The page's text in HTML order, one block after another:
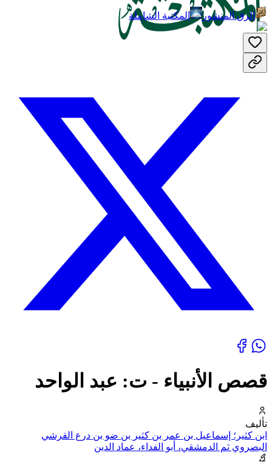
الرق المنشور المكتبة الشاملة
قصص الأنبياء - ت: عبد الواحد
تأليف
ابن كثير؛ إسماعيل بن عمر بن كثير بن ضو بن درع القرشي
البصروي ثم الدمشقي، أبو الفداء، عماد الدين